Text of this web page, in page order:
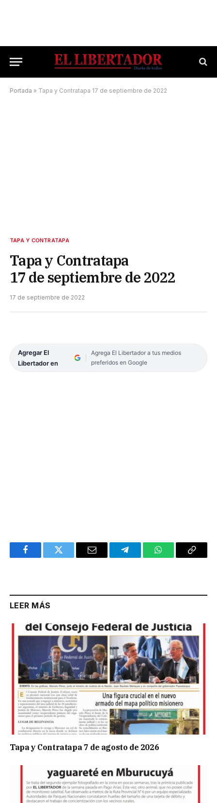
Portada » Tapa y Contratapa 17 de septiembre de 2022
TAPA Y CONTRATAPA
Tapa y Contratapa
17 de septiembre de 2022
17 de septiembre de 2022
Agregar El
Libertador en
Agrega El Libertador a tus medios
preferidos en Google
FacebookTwitter Email TelegramWhatsAppCopy
LEER MÁS
Tapa y Contratapa 7 de agosto de 2026